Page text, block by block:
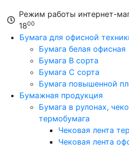
Режим работы интернет-
1800
Бумага для офисной
Бумага белая офисная
Бумага B сорта
Бумага C сорта
Бумага повышенной
Бумажная продукция
Бумага в рулонах,
термобумага
Чековая лента
Чековая лента